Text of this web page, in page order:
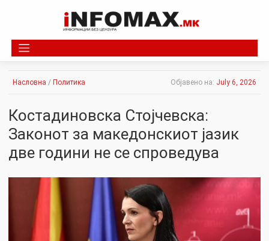
Насловна / Политика Објавено на: July 6, 2026
Костадиновска Стојчевска:
Законот за македонскиот јазик
две години не се спроведува